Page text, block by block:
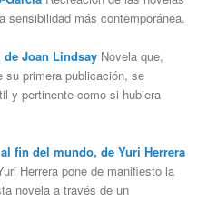
sensibilidad más contemporánea.
Joan LindsayNovela que,
primera publicación, se
y pertinente como si hubiera
fin del mundo, de Yuri Herrera
Herrera pone de manifiesto la
novela a través de un